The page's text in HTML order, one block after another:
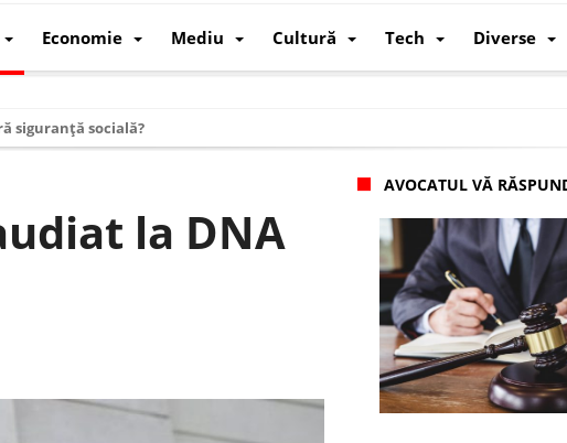
Economie Mediu Cultură Tech Diverse
siguranță socială?
lumii și rivalul economic al SUA
așteaptă? – O analiză structurală a demografiei, fiscalității și poziției
la DNA
AVOCATUL VĂ